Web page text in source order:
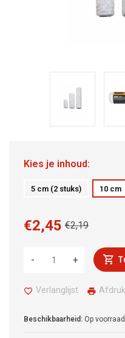
Kies je inhoud:
5 cm (2 stuks) 10 cm
€2,19
€2,45
+
-
Verlanglijst
Beschikbaarheid: Op voorraad